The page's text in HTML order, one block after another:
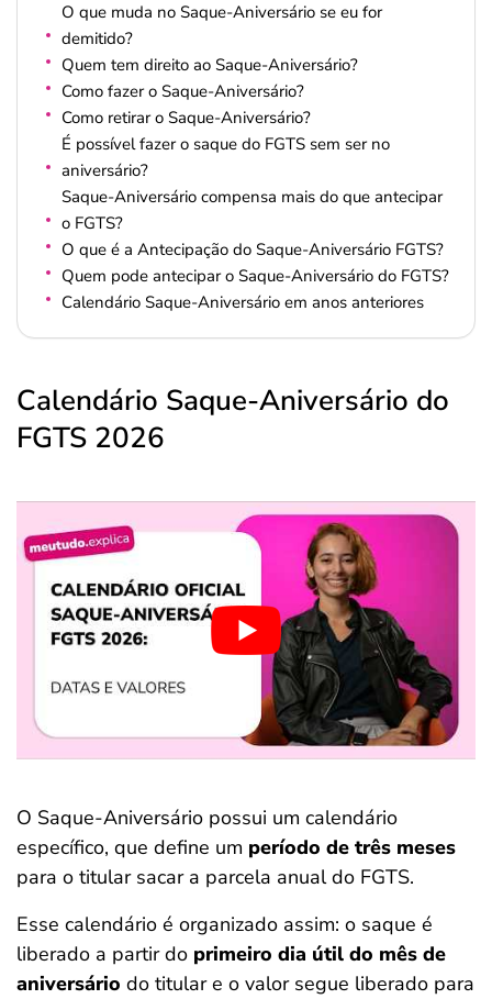
O que muda no Saque-Aniversário se eu for
demitido?
Quem tem direito ao Saque-Aniversário?
Como fazer o Saque-Aniversário?
Como retirar o Saque-Aniversário?
É possível fazer o saque do FGTS sem ser no
aniversário?
Saque-Aniversário compensa mais do que antecipar
o FGTS?
O que é a Antecipação do Saque-Aniversário FGTS?
Quem pode antecipar o Saque-Aniversário do FGTS?
Calendário Saque-Aniversário em anos anteriores
Calendário Saque-Aniversário do
FGTS 2026
O Saque-Aniversário possui um calendário
específico, que define um período de três meses
para o titular sacar a parcela anual do FGTS.
Esse calendário é organizado assim: o saque é
liberado a partir do primeiro dia útil do mês de
aniversário do titular e o valor segue liberado para